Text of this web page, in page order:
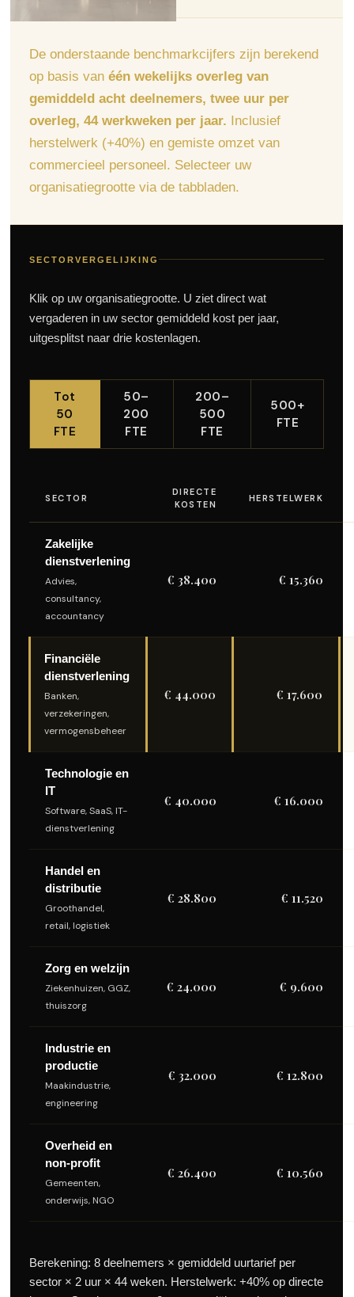
De onderstaande benchmarkcijfers zijn berekend
op basis vanéén wekelijks overleg van
gemiddeld acht deelnemers, twee uur per
overleg, 44 werkweken per jaar. Inclusief
herstelwerk (+40%) en gemiste omzet van
commercieel personeel. Selecteer uw
organisatiegrootte via de tabbladen.
SECTORVERGELIJKING
Klik op uw organisatiegrootte. U ziet direct wat
vergaderen in uw sector gemiddeld kost per jaar,
uitgesplitst naar drie kostenlagen.
Tot
50
FTE
50–
200
FTE
200–
500
FTE
500+
FTE
SECTOR
DIRECTE
KOSTEN
HERSTELWERK
Zakelijke
dienstverlening
Advies,
consultancy,
accountancy
€ 38.400 € 15.360
Financiële
dienstverlening
Banken,
verzekeringen,
vermogensbeheer
€ 44.000 € 17.600
Technologie en
IT
Software, SaaS, IT-
dienstverlening
€ 40.000 € 16.000
Handel en
distributie
Groothandel,
retail, logistiek
€ 28.800 € 11.520
Zorg en welzijn
Ziekenhuizen, GGZ,
thuiszorg
€ 24.000 € 9.600
Industrie en
productie
Maakindustrie,
engineering
€ 32.000 € 12.800
Overheid en
non-profit
Gemeenten,
onderwijs, NGO
€ 26.400 € 10.560
Berekening: 8 deelnemers × gemiddeld uurtarief per
sector × 2 uur × 44 weken. Herstelwerk: +40% op directe